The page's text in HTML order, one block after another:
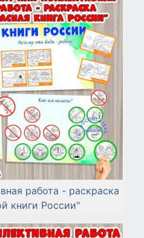
работа - раскраска
книги России"